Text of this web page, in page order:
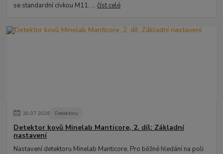
se standardní cívkou M11. ...číst celé
20.07.2026 Detektory
Detektor kovů Minelab Manticore, 2. díl: Základní
nastavení
Nastavení detektoru Minelab Manticore. Pro běžné hledání na poli